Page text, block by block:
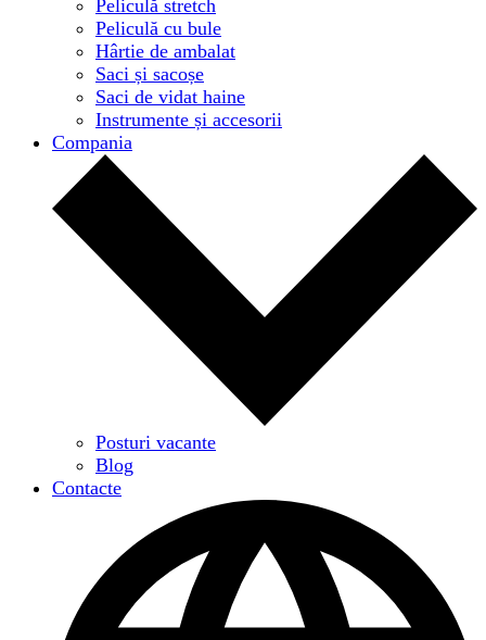
Peliculă stretch
Peliculă cu bule
Hârtie de ambalat
Saci și sacoșe
Saci de vidat haine
Instrumente și accesorii
Compania
Posturi vacante
Blog
Contacte